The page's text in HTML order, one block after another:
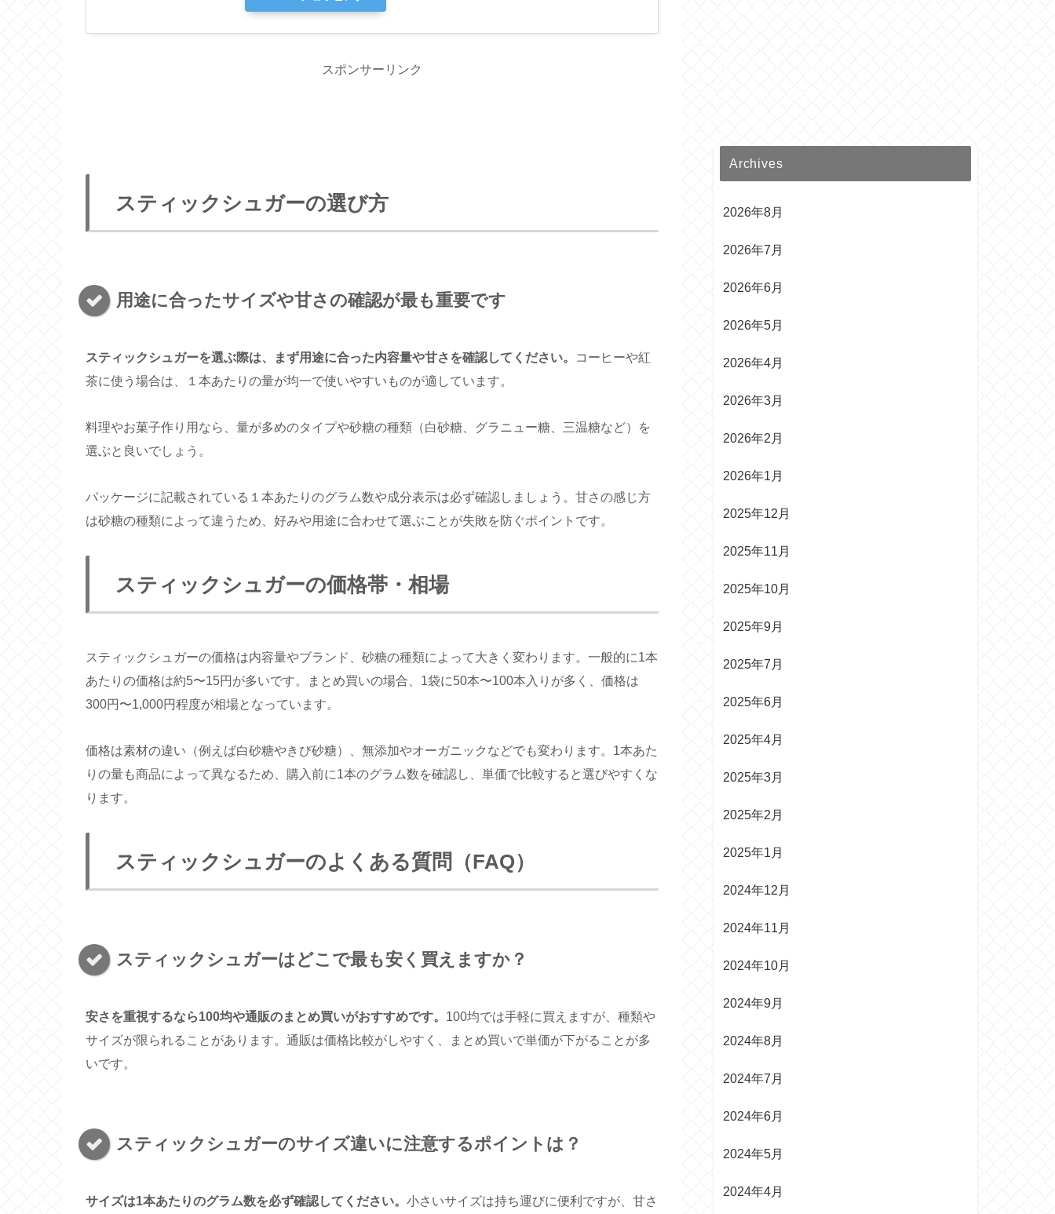
スポンサーリンク
スティックシュガーの選び方
用途に合ったサイズや甘さの確認が最も重要です
スティックシュガーを選ぶ際は、まず用途に合った内容量や甘さを確認してください。
コーヒーや紅
茶に使う場合は、１本あたりの量が均一で使いやすいものが適しています。
料理やお菓子作り用なら、量が多めのタイプや砂糖の種類（白砂糖、グラニュー糖、三温糖など）を
選ぶと良いでしょう。
パッケージに記載されている１本あたりのグラム数や成分表示は必ず確認しましょう。甘さの感じ方
は砂糖の種類によって違うため、好みや用途に合わせて選ぶことが失敗を防ぐポイントです。
スティックシュガーの価格帯・相場
スティックシュガーの価格は内容量やブランド、砂糖の種類によって大きく変わります。一般的に1本
あたりの価格は約5〜15円が多いです。まとめ買いの場合、1袋に50本〜100本入りが多く、価格は
300円〜1,000円程度が相場となっています。
価格は素材の違い（例えば白砂糖やきび砂糖）、無添加やオーガニックなどでも変わります。1本あた
りの量も商品によって異なるため、購入前に1本のグラム数を確認し、単価で比較すると選びやすくな
ります。
スティックシュガーのよくある質問（FAQ）
スティックシュガーはどこで最も安く買えますか？
安さを重視するなら100均や通販のまとめ買いがおすすめです。 100均では手軽に買えますが、種類や
サイズが限られることがあります。通販は価格比較がしやすく、まとめ買いで単価が下がることが多
いです。
スティックシュガーのサイズ違いに注意するポイントは？
サイズは1本あたりのグラム数を必ず確認してください。 小さいサイズは持ち運びに便利ですが、甘さ
Archives
2026年8月
2026年7月
2026年6月
2026年5月
2026年4月
2026年3月
2026年2月
2026年1月
2025年12月
2025年11月
2025年10月
2025年9月
2025年7月
2025年6月
2025年4月
2025年3月
2025年2月
2025年1月
2024年12月
2024年11月
2024年10月
2024年9月
2024年8月
2024年7月
2024年6月
2024年5月
2024年4月